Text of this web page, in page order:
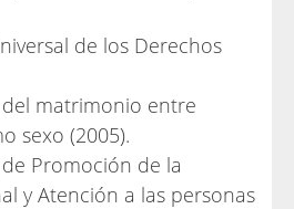
de los Derechos
del matrimonio entre
sexo (2005).
Promoción de la
y Atención a las personas